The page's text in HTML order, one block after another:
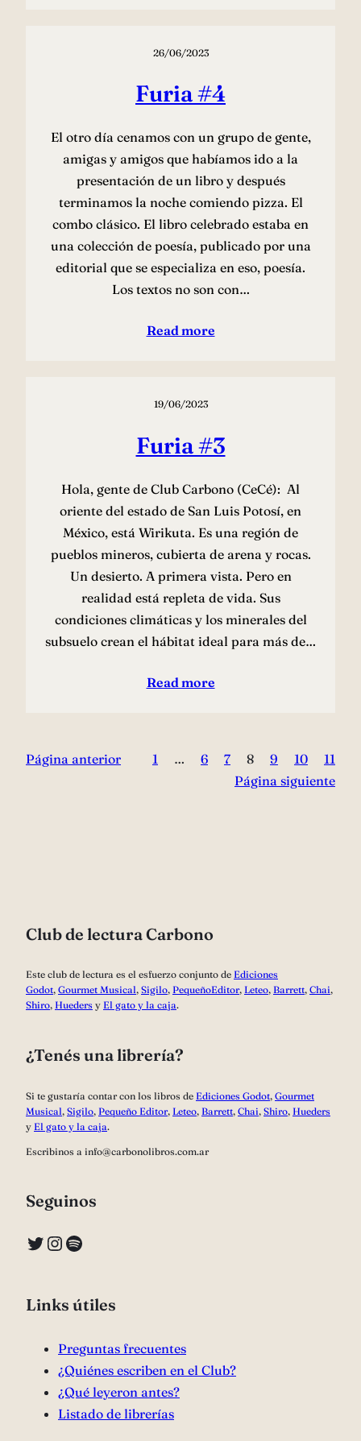
26/06/2023
Furia #4
El otro día cenamos con un grupo de gente,
amigas y amigos que habíamos ido a la
presentación de un libro y después
terminamos la noche comiendo pizza. El
combo clásico. El libro celebrado estaba en
una colección de poesía, publicado por una
editorial que se especializa en eso, poesía.
Los textos no son con…
Read more
19/06/2023
Furia #3
Hola, gente de Club Carbono (CeCé): Al
oriente del estado de San Luis Potosí, en
México, está Wirikuta. Es una región de
pueblos mineros, cubierta de arena y rocas.
Un desierto. A primera vista. Pero en
realidad está repleta de vida. Sus
condiciones climáticas y los minerales del
subsuelo crean el hábitat ideal para más de…
Read more
Página anterior 1 … 6 7 8 9 10
11
Página siguiente
Club de lectura Carbono
Este club de lectura es el esfuerzo conjunto de Ediciones
Godot, Gourmet Musical, Sigilo, PequeñoEditor, Leteo, Barrett, Chai,
Shiro, Hueders y El gato y la caja.
¿Tenés una librería?
Si te gustaría contar con los libros de Ediciones Godot, Gourmet
Musical, Sigilo, Pequeño Editor, Leteo, Barrett, Chai, Shiro, Hueders
y El gato y la caja.
Escribinos a info@carbonolibros.com.ar
Seguinos
Twitter InstagramSpotify
Links útiles
Preguntas frecuentes
¿Quiénes escriben en el Club?
¿Qué leyeron antes?
Listado de librerías